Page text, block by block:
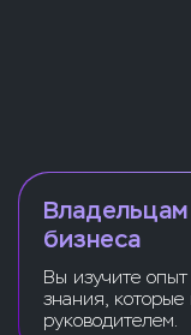
бизнеса
Вы изучите
знания, которые
руководителем.